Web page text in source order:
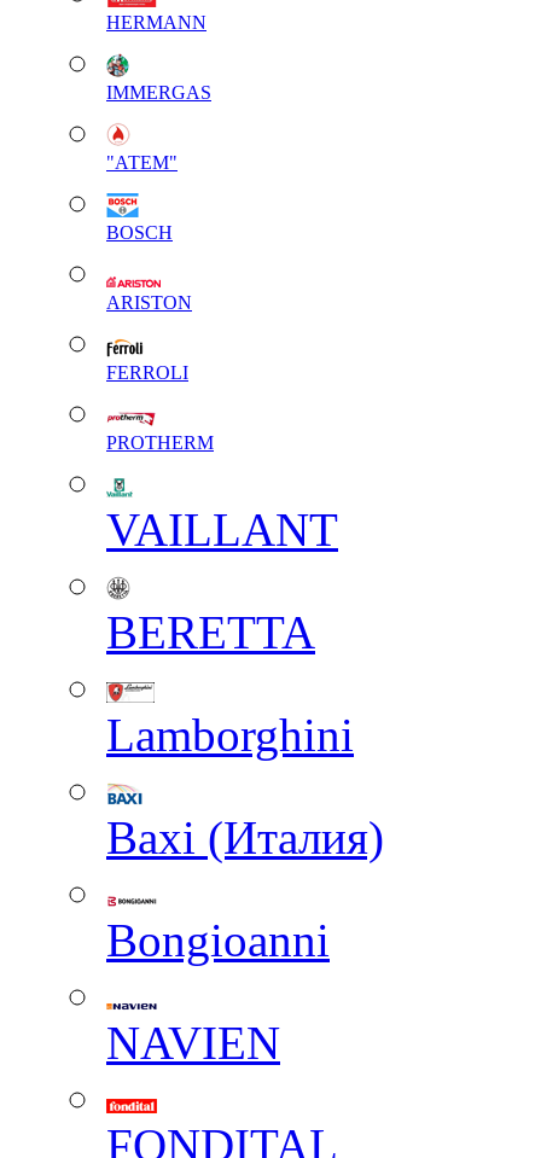
HERMANN
IMMERGAS
"АТЕМ"
BOSCH
ARISTON
FERROLI
PROTHERM
VAILLANT
BERETTA
Lamborghini
Baxi (Италия)
Вongioanni
NAVIEN
FONDITAL